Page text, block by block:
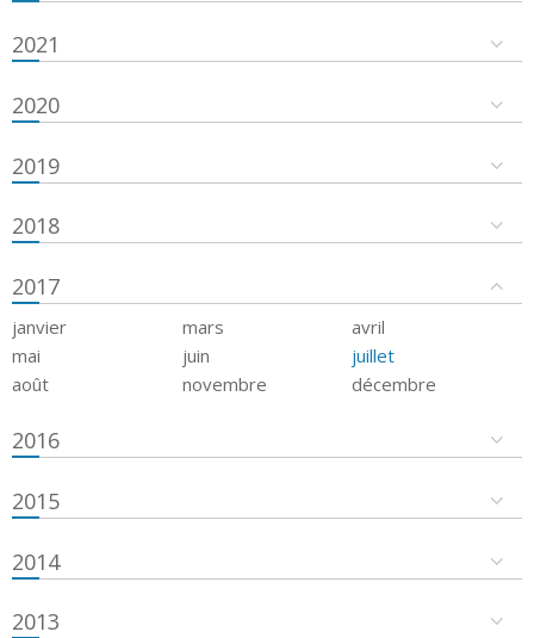
2021
2020
2019
2018
2017
janvier mars
avril
mai
juin
juillet
août
novembre décembre
2016
2015
2014
2013